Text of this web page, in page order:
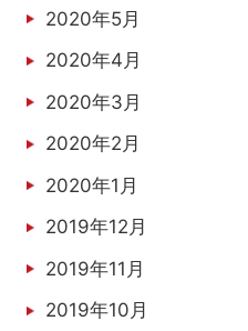
2020年5月
2020年4月
2020年3月
2020年2月
2020年1月
2019年12月
2019年11月
2019年10月